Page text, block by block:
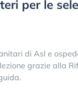
per le
di Asl e
grazie alla